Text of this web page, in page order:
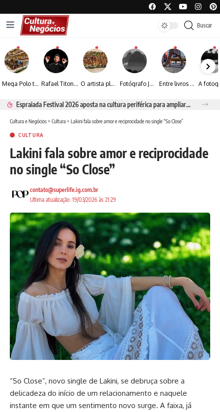
Buscar
Mega Polo transforma lançamento de coleção em plataforma nacional de negócios e projeta crescimento de mais de 15% Rafael Titonelly leva magia e acolhimento a crianças em tratamento oncológico em Juiz de Fora O artista plástico Jorge Luiz transforma sustentabilidade e criatividade em arte contemporânea Fotógrafo José Roberto apresenta um olhar sensível sobre arquitetura, formas e luz na fotografia Entre livros e fotografia autoral, Sebastião Reis consolida uma trajetória marcada pelo olhar artístico
Espraiada Festival 2026 aposta na cultura periférica para ampliar oportunidades na zona sul
Cultura e Negócios> Cultura> Lakini fala sobre amor e reciprocidade no single “So Close”
CULTURA
Lakini fala sobre amor e reciprocidade
no single “So Close”
Ultima atualização: 19/03/2026 às 21:29
contato@superlife.ig.com.br
“So Close”, novo single de Lakini, se debruça sobre a
delicadeza do início de um relacionamento e naquele
instante em que um sentimento novo surge. A faixa, já